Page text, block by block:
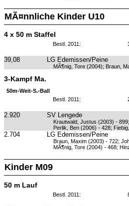
MÃ¤nnliche Kinder U10
4 x 50 m Staffel
Bestl. 2011:
39,08 LG Edemissen/Peine
MÃ¶nig, Tore (2004); Braun,
3-Kampf Ma.
50m-Weit-S.-Ball
Bestl. 2011:
2.920 SV Lengede
Krautwald, Justus (2003) -
Perlik, Ben (2006) - 428;
2.704 LG Edemissen/Peine
Braun, Maxim (2003) - 722;
MÃ¶nig, Tore (2004) - 468;
Kinder M09
50 m Lauf
Bestl. 2011: